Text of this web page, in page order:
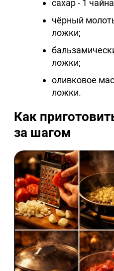
сахар - 1
чёрный
ложки;
ложки;
оливковое
ложки.
Как
за шагом